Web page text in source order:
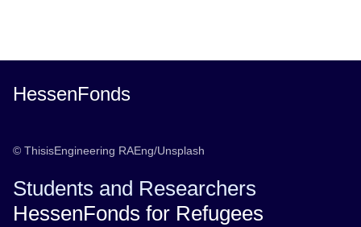
HessenFonds
© ThisisEngineering RAEng/Unsplash
Students and Researchers
HessenFonds for Refugees